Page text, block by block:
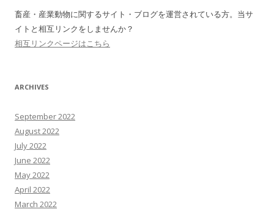
畜産・産業動物に関するサイト・ブログを運営されている方。当サ
イトと相互リンクをしませんか？
相互リンクページはこちら
ARCHIVES
September 2022
August 2022
July 2022
June 2022
May 2022
April 2022
March 2022